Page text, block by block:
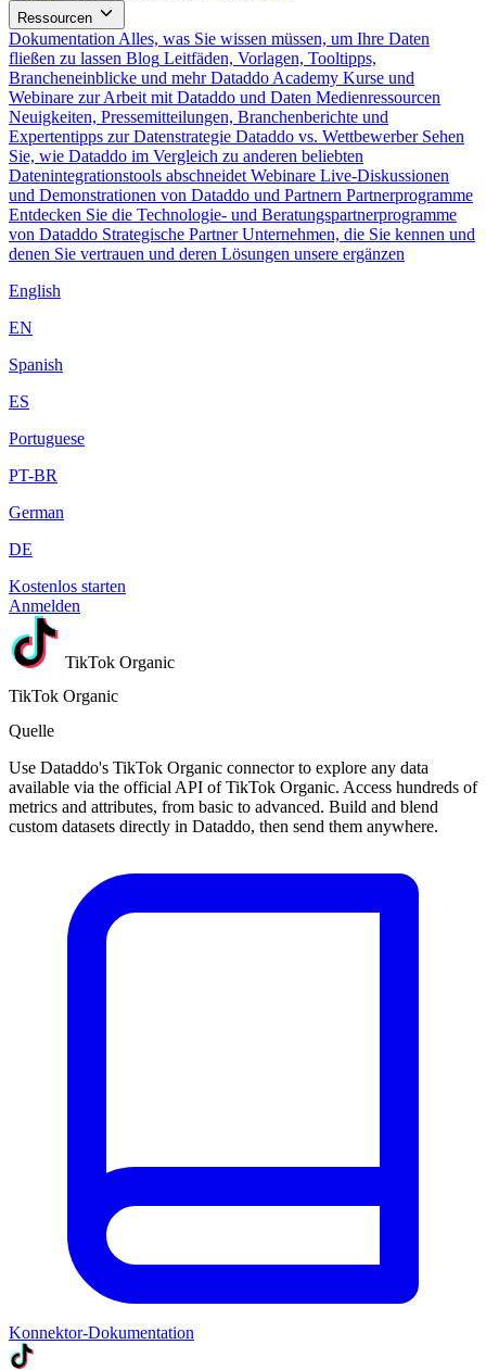
Ressourcen
Dokumentation Alles, was Sie wissen müssen, um Ihre Daten
fließen zu lassen Blog Leitfäden, Vorlagen, Tooltipps,
Brancheneinblicke und mehr Dataddo Academy Kurse und
Webinare zur Arbeit mit Dataddo und Daten Medienressourcen
Neuigkeiten, Pressemitteilungen, Branchenberichte und
Expertentipps zur Datenstrategie Dataddo vs. Wettbewerber Sehen
Sie, wie Dataddo im Vergleich zu anderen beliebten
Datenintegrationstools abschneidet Webinare Live-Diskussionen
und Demonstrationen von Dataddo und Partnern Partnerprogramme
Entdecken Sie die Technologie- und Beratungspartnerprogramme
von Dataddo Strategische Partner Unternehmen, die Sie kennen und
denen Sie vertrauen und deren Lösungen unsere ergänzen
English
EN
Spanish
ES
Portuguese
PT-BR
German
DE
Kostenlos starten
Anmelden
TikTok Organic
TikTok Organic
Quelle
Use Dataddo's TikTok Organic connector to explore any data
available via the official API of TikTok Organic. Access hundreds of
metrics and attributes, from basic to advanced. Build and blend
custom datasets directly in Dataddo, then send them anywhere.
Konnektor-Dokumentation